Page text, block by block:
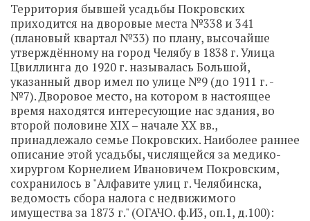
Территория бывшей усадьбы Покровских
приходится на дворовые места №338 и 341
(плановый квартал №33) по плану, высочайше
утверждённому на город Челябу в 1838 г. Улица
Цвиллинга до 1920 г. называлась Большой,
указанный двор имел по улице №9 (до 1911 г. -
№7). Дворовое место, на котором в настоящее
время находятся интересующие нас здания, во
второй половине XIX – начале XX вв.,
принадлежало семье Покровских. Наиболее раннее
описание этой усадьбы, числящейся за медико-
хирургом Корнелием Ивановичем Покровским,
сохранилось в "Алфавите улиц г. Челябинска,
ведомость сбора налога с недвижимого
имущества за 1873 г." (ОГАЧО. ф.И3, оп.1, д.100):